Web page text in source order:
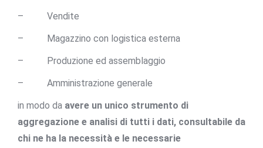
– Vendite
– Magazzino con logistica esterna
– Produzione ed assemblaggio
– Amministrazione generale
in modo da avere un unico strumento di
aggregazione e analisi di tutti i dati, consultabile da
chi ne ha la necessità e le necessarie